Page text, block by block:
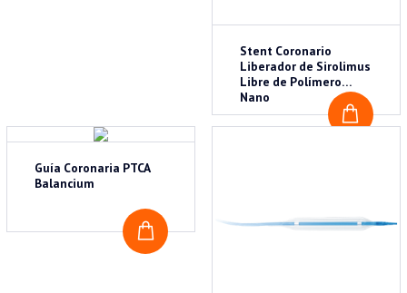
Stent Coronario
Liberador de Sirolimus
Libre de Polímero
Nano
COTIZAR
Guía Coronaria PTCA
Balancium